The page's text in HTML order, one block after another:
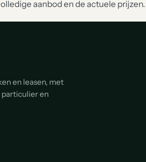
aanbod en de actuele prijzen.
en leasen, met
particulier en